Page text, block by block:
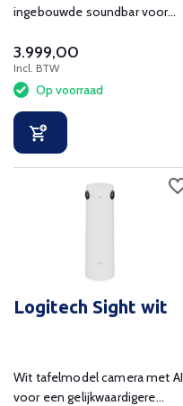
ingebouwde soundbar voor
3.999,00
Incl. BTW
Op voorraad
Logitech Sight wit
Wit tafelmodel camera met AI
voor een gelijkwaardigere